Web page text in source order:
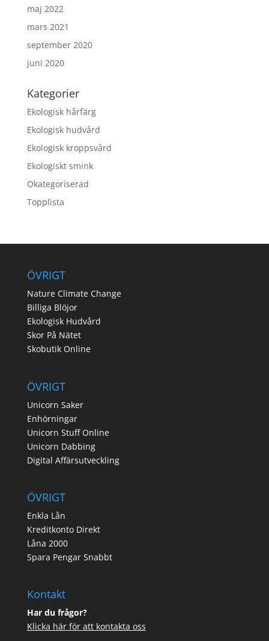
maj 2022
mars 2021
september 2020
juni 2020
Kategorier
Ekologisk hårfärg
Ekologisk hudvård
Ekologisk kroppsvård
Ekologiskt smink
Okategoriserad
Topplista
ÖVRIGT
Nature Climate Change
Billiga Blöjor
Ekologisk Hudvård
Skor På Nätet
Skobutik Online
ÖVRIGT
Unicorn Saker
Enhörningar
Unicorn Stuff Online
Unicorn Dabbing
Digital Affärsutveckling
ÖVRIGT
Enkla Lån
Kreditkonto Direkt
Låna 2000
Spara Pengar Snabbt
Kontakt
Har du frågor?
Klicka här för att kontakta oss